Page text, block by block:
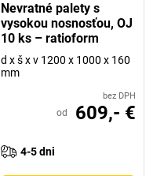
Nevratné palety s
vysokou nosnosťou, OJ
10 ks – ratioform
d x š x v 1200 x 1000 x 160
mm
bez DPH
od 609,- €
4-5 dni